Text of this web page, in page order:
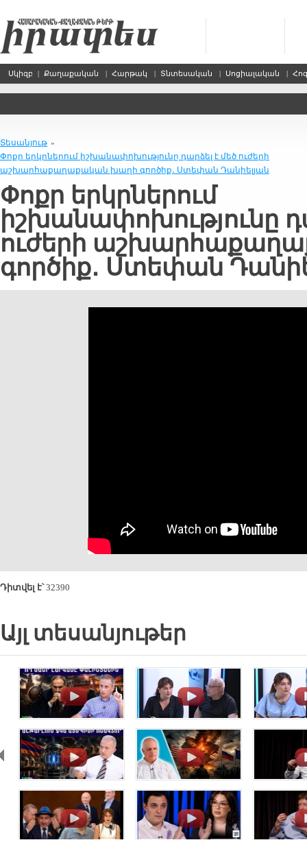
Սկիզբ | Քաղաքական | Հարթակ | Տնտեսական | Սոցիալական |
Տեսանյութ »
Փոքր երկրներում իշխանափոխությունը դարձել է մեծ ուժերի
աշխարհաքաղաքական խաղի գործիք․ Ստեփան Դանիելյան
Փոքր երկրներում
իշխանափոխությունը
ուժերի
գործիք․ Ստեփան
Դիտվել է՝32390
Այլ տեսանյութեր
. . .
. . .
. . .